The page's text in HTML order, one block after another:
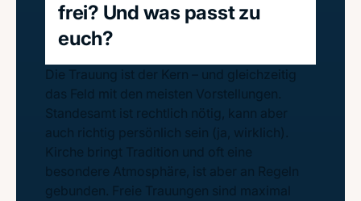
frei? Und was passt zu
euch?
Die Trauung ist der Kern – und gleichzeitig
das Feld mit den meisten Vorstellungen.
Standesamt ist rechtlich nötig, kann aber
auch richtig persönlich sein (ja, wirklich).
Kirche bringt Tradition und oft eine
besondere Atmosphäre, ist aber an Regeln
gebunden. Freie Trauungen sind maximal